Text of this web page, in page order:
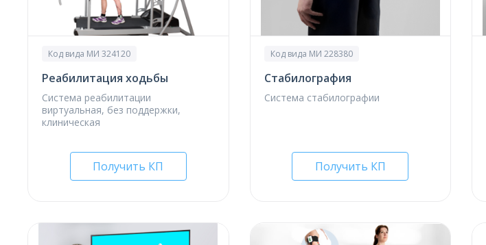
Код вида МИ 324120
Реабилитация ходьбы
Система реабилитации
виртуальная, без поддержки,
клиническая
Получить КП
Код вида МИ 228380
Стабилография
Система стабилографии
Получить КП